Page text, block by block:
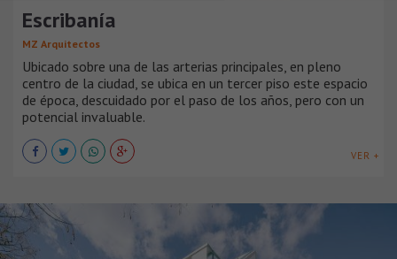
Escribanía
MZ Arquitectos
Ubicado sobre una de las arterias principales, en pleno
centro de la ciudad, se ubica en un tercer piso este espacio
de época, descuidado por el paso de los años, pero con un
potencial invaluable.
VER +